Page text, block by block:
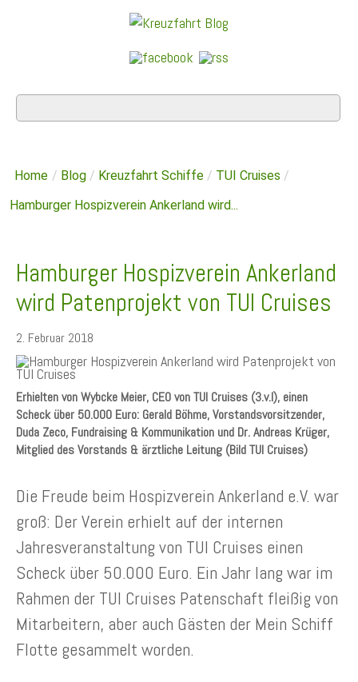
Home / Blog / Kreuzfahrt Schiffe / TUI Cruises /
Hamburger Hospizverein Ankerland wird...
Hamburger Hospizverein Ankerland
wird Patenprojekt von TUI Cruises
2. Februar 2018
Erhielten von Wybcke Meier, CEO von TUI Cruises (3.v.l), einen
Scheck über 50.000 Euro: Gerald Böhme, Vorstandsvorsitzender,
Duda Zeco, Fundraising & Kommunikation und Dr. Andreas Krüger,
Mitglied des Vorstands & ärztliche Leitung (Bild TUI Cruises)
Die Freude beim Hospizverein Ankerland e.V. war
groß: Der Verein erhielt auf der internen
Jahresveranstaltung von TUI Cruises einen
Scheck über 50.000 Euro. Ein Jahr lang war im
Rahmen der TUI Cruises Patenschaft fleißig von
Mitarbeitern, aber auch Gästen der Mein Schiff
Flotte gesammelt worden.